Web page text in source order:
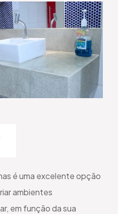
é uma excelente opção
ambientes
em função da sua